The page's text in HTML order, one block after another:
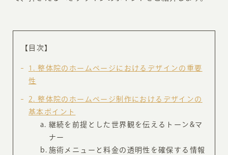
【目次】
1
整体院のホームページにおけるデザインの重要
性
2
整体院のホームページ制作におけるデザインの
基本ポイント
継続を前提とした世界観を伝えるトーン&マ
ナー
施術メニューと料金の透明性を確保する情報